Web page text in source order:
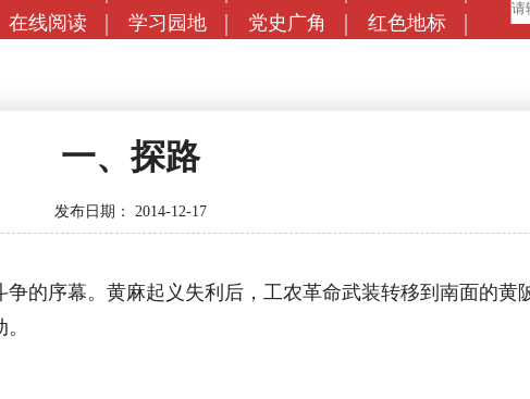
在线阅读 学习园地 党史广角 红色地标
一、探路
发布日期： 2014-12-17
的序幕。黄麻起义失利后，工农革命武装转移到南面的黄